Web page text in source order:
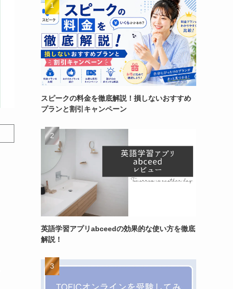
スピークの料金を徹底解説！損しないおすすめ
プランと割引キャンペーン
英語学習アプリabceedの効果的な使い方を徹底
解説！